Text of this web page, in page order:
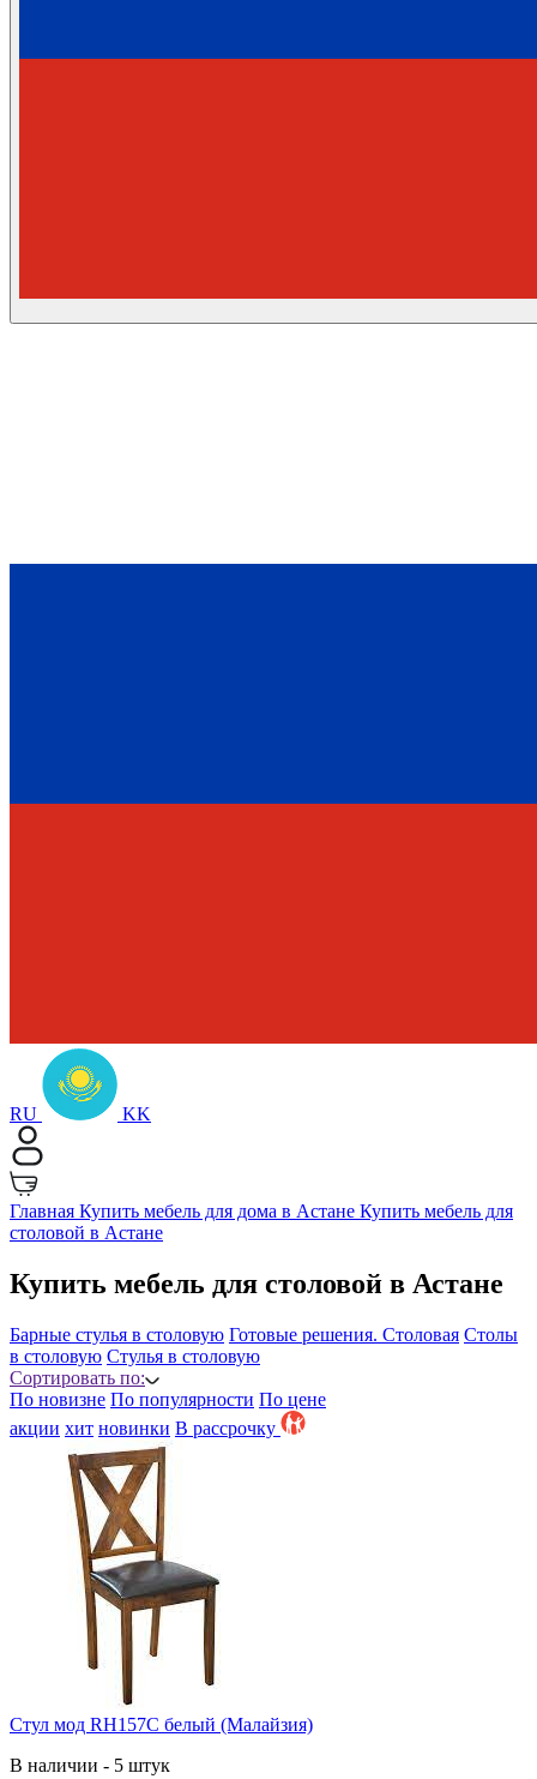
RU KK
Главная Купить мебель для дома в Астане Купить мебель для
столовой в Астане
Купить мебель для столовой в Астане
Барные стулья в столовую Готовые решения. Столовая Столы
в столовую Стулья в столовую
Сортировать по:
По новизне По популярности По цене
акции хит новинки B рассрочку
Стул мод RH157C белый (Малайзия)
В наличии - 5 штук